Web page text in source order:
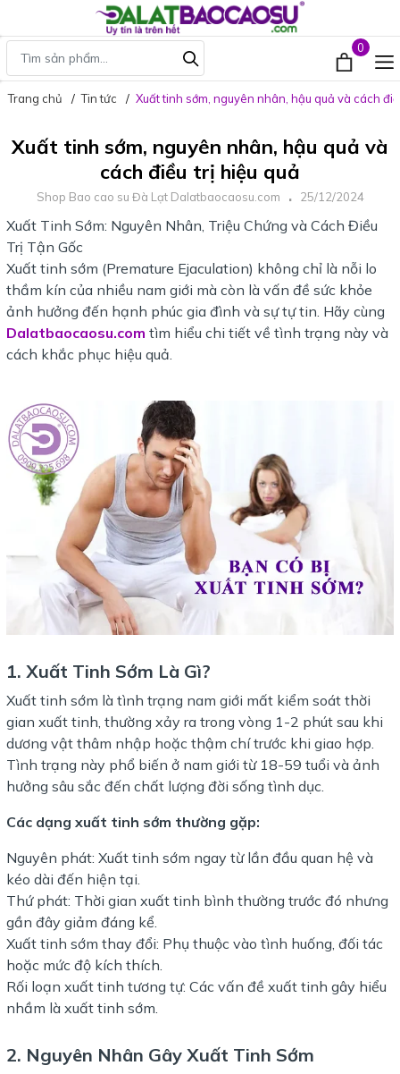
0
Trang chủ Tin tức Xuất tinh sớm, nguyên nhân, hậu quả và cách
Xuất tinh sớm, nguyên nhân, hậu quả và
cách điều trị hiệu quả
Shop Bao cao su Đà Lạt Dalatbaocaosu.com 25/12/2024
Xuất Tinh Sớm: Nguyên Nhân, Triệu Chứng và Cách Điều
Trị Tận Gốc
Xuất tinh sớm (Premature Ejaculation) không chỉ là nỗi lo
thầm kín của nhiều nam giới mà còn là vấn đề sức khỏe
ảnh hưởng đến hạnh phúc gia đình và sự tự tin. Hãy cùng
Dalatbaocaosu.com tìm hiểu chi tiết về tình trạng này và
cách khắc phục hiệu quả.
1. Xuất Tinh Sớm Là Gì?
Xuất tinh sớm là tình trạng nam giới mất kiểm soát thời
gian xuất tinh, thường xảy ra trong vòng 1-2 phút sau khi
dương vật thâm nhập hoặc thậm chí trước khi giao hợp.
Tình trạng này phổ biến ở nam giới từ 18-59 tuổi và ảnh
hưởng sâu sắc đến chất lượng đời sống tình dục.
Các dạng xuất tinh sớm thường gặp:
Nguyên phát: Xuất tinh sớm ngay từ lần đầu quan hệ và
kéo dài đến hiện tại.
Thứ phát: Thời gian xuất tinh bình thường trước đó nhưng
gần đây giảm đáng kể.
Xuất tinh sớm thay đổi: Phụ thuộc vào tình huống, đối tác
hoặc mức độ kích thích.
Rối loạn xuất tinh tương tự: Các vấn đề xuất tinh gây hiểu
nhầm là xuất tinh sớm.
2. Nguyên Nhân Gây Xuất Tinh Sớm